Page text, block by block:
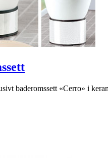
baderomssett «Cerro» i